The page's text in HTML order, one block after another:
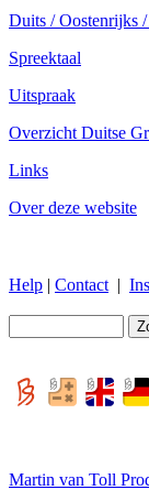
Duits / Oostenrijks
Spreektaal
Uitspraak
Overzicht Duitse
Links
Over deze website
Help | Contact |
Martin van Toll